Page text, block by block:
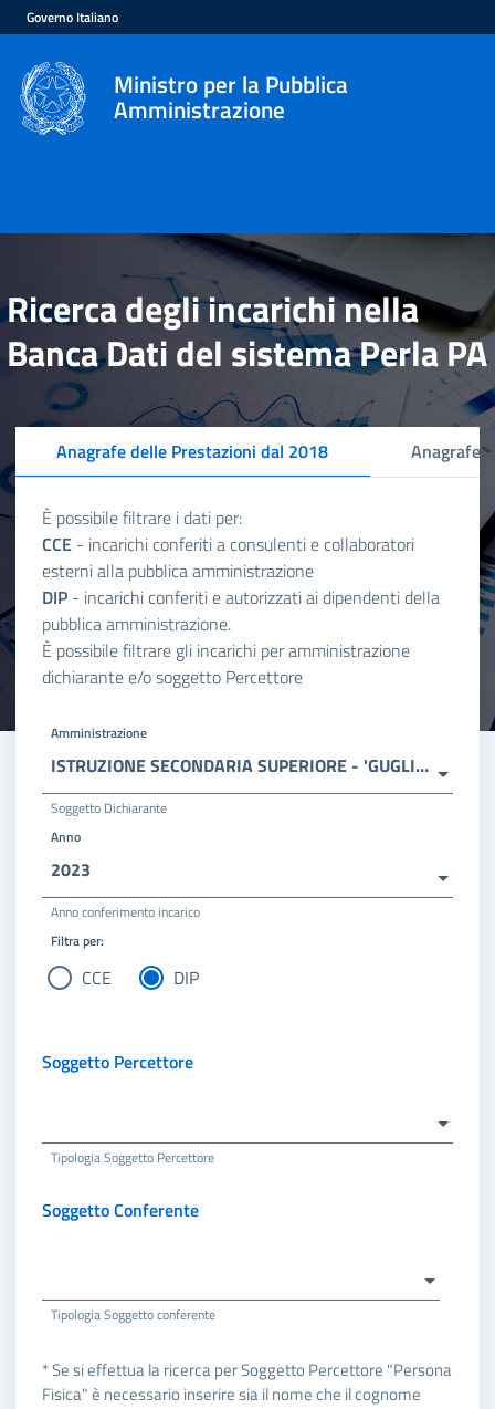
Governo Italiano
Ministro per la Pubblica
Amministrazione
Ricerca degli incarichi nella
Banca Dati del sistema Perla PA
Anagrafe delle Prestazioni dal 2018 Anagrafe
È possibile filtrare i dati per:
CCE - incarichi conferiti a consulenti e collaboratori
esterni alla pubblica amministrazione
DIP - incarichi conferiti e autorizzati ai dipendenti della
pubblica amministrazione.
È possibile filtrare gli incarichi per amministrazione
dichiarante e/o soggetto Percettore
Amministrazione
ISTRUZIONE SECONDARIA SUPERIORE - 'GUGLIELMO MARCONI'
Soggetto Dichiarante
Anno
2023
Anno conferimento incarico
Filtra per:
CCE DIP
Soggetto Percettore
Tipologia Soggetto Percettore
Soggetto Conferente
Tipologia Soggetto conferente
* Se si effettua la ricerca per Soggetto Percettore "Persona
Fisica" è necessario inserire sia il nome che il cognome